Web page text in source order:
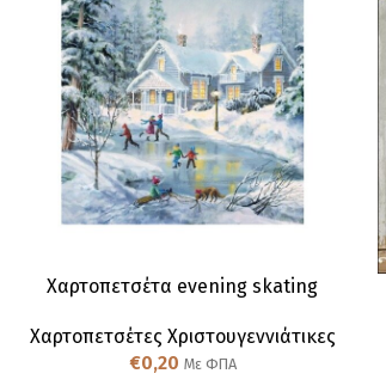
Χαρτοπετσέτα evening skating
Χαρτοπετσέτες Χριστουγεννιάτικες
€0,20 Με ΦΠΑ